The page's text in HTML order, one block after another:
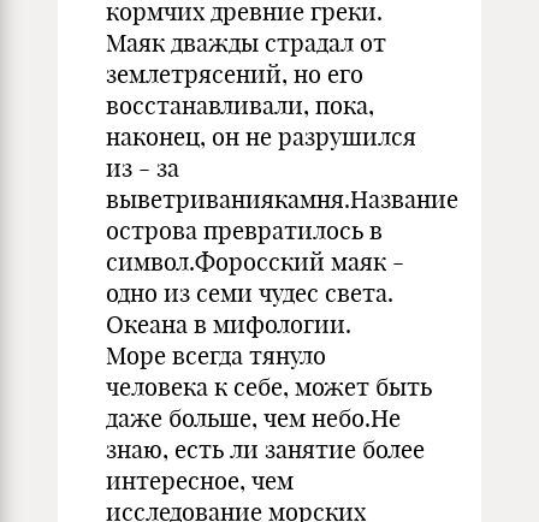
кормчих древние греки.
Маяк дважды страдал от
землетрясений, но его
восстанавливали, пока,
наконец, он не разрушился
из - за
выветриваниякамня.Название
острова превратилось в
символ.Форосский маяк -
одно из семи чудес света.
Океана в мифологии.
Море всегда тянуло
человека к себе, может быть
даже больше, чем небо.Не
знаю, есть ли занятие более
интересное, чем
исследование морских